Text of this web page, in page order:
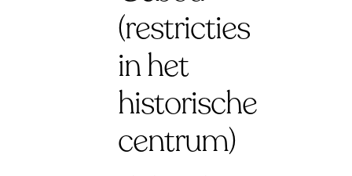
(restricties
in het
historische
centrum)